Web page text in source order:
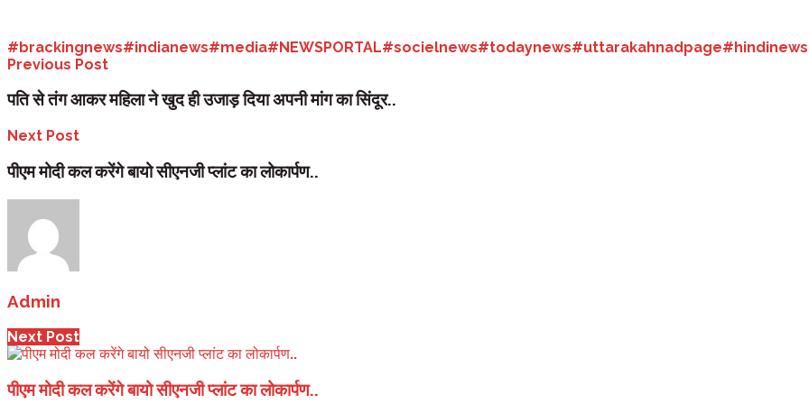
#brackingnews#indianews#media#NEWSPORTAL#socielnews#todaynews#uttarakahnadpage#hindinews
Previous Post
पति से तंग आकर महिला ने खुद ही उजाड़ दिया अपनी मांग का सिंदूर..
Next Post
पीएम मोदी कल करेंगे बायो सीएनजी प्लांट का लोकार्पण..
Admin
Next Post
पीएम मोदी कल करेंगे बायो सीएनजी प्लांट का लोकार्पण..